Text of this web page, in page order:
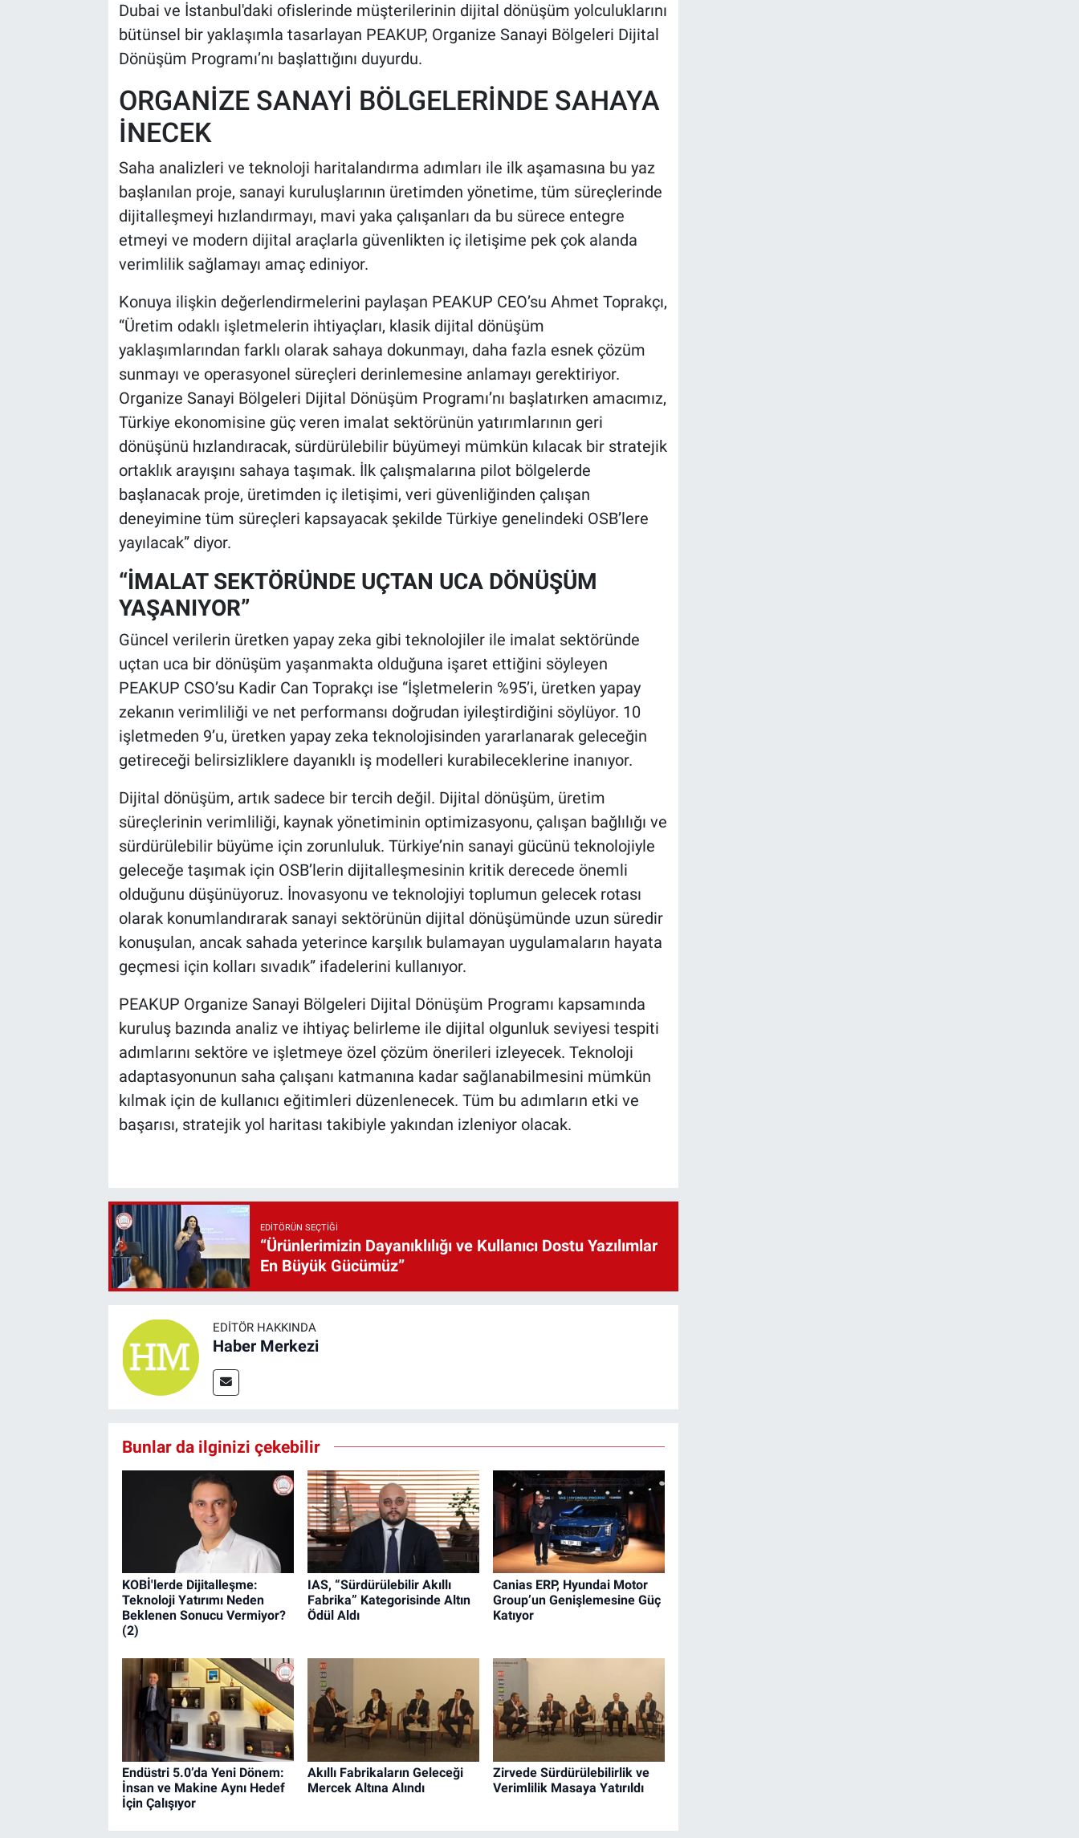
Dubai ve İstanbul'daki ofislerinde müşterilerinin dijital dönüşüm yolculuklarını
bütünsel bir yaklaşımla tasarlayan PEAKUP, Organize Sanayi Bölgeleri Dijital
Dönüşüm Programı’nı başlattığını duyurdu.
ORGANİZE SANAYİ BÖLGELERİNDE SAHAYA
İNECEK
Saha analizleri ve teknoloji haritalandırma adımları ile ilk aşamasına bu yaz
başlanılan proje, sanayi kuruluşlarının üretimden yönetime, tüm süreçlerinde
dijitalleşmeyi hızlandırmayı, mavi yaka çalışanları da bu sürece entegre
etmeyi ve modern dijital araçlarla güvenlikten iç iletişime pek çok alanda
verimlilik sağlamayı amaç ediniyor.
Konuya ilişkin değerlendirmelerini paylaşan PEAKUP CEO’su Ahmet Toprakçı,
“Üretim odaklı işletmelerin ihtiyaçları, klasik dijital dönüşüm
yaklaşımlarından farklı olarak sahaya dokunmayı, daha fazla esnek çözüm
sunmayı ve operasyonel süreçleri derinlemesine anlamayı gerektiriyor.
Organize Sanayi Bölgeleri Dijital Dönüşüm Programı’nı başlatırken amacımız,
Türkiye ekonomisine güç veren imalat sektörünün yatırımlarının geri
dönüşünü hızlandıracak, sürdürülebilir büyümeyi mümkün kılacak bir stratejik
ortaklık arayışını sahaya taşımak. İlk çalışmalarına pilot bölgelerde
başlanacak proje, üretimden iç iletişimi, veri güvenliğinden çalışan
deneyimine tüm süreçleri kapsayacak şekilde Türkiye genelindeki OSB’lere
yayılacak” diyor.
“İMALAT SEKTÖRÜNDE UÇTAN UCA DÖNÜŞÜM
YAŞANIYOR”
Güncel verilerin üretken yapay zeka gibi teknolojiler ile imalat sektöründe
uçtan uca bir dönüşüm yaşanmakta olduğuna işaret ettiğini söyleyen
PEAKUP CSO’su Kadir Can Toprakçı ise “İşletmelerin %95’i, üretken yapay
zekanın verimliliği ve net performansı doğrudan iyileştirdiğini söylüyor. 10
işletmeden 9’u, üretken yapay zeka teknolojisinden yararlanarak geleceğin
getireceği belirsizliklere dayanıklı iş modelleri kurabileceklerine inanıyor.
Dijital dönüşüm, artık sadece bir tercih değil. Dijital dönüşüm, üretim
süreçlerinin verimliliği, kaynak yönetiminin optimizasyonu, çalışan bağlılığı ve
sürdürülebilir büyüme için zorunluluk. Türkiye’nin sanayi gücünü teknolojiyle
geleceğe taşımak için OSB’lerin dijitalleşmesinin kritik derecede önemli
olduğunu düşünüyoruz. İnovasyonu ve teknolojiyi toplumun gelecek rotası
olarak konumlandırarak sanayi sektörünün dijital dönüşümünde uzun süredir
konuşulan, ancak sahada yeterince karşılık bulamayan uygulamaların hayata
geçmesi için kolları sıvadık” ifadelerini kullanıyor.
PEAKUP Organize Sanayi Bölgeleri Dijital Dönüşüm Programı kapsamında
kuruluş bazında analiz ve ihtiyaç belirleme ile dijital olgunluk seviyesi tespiti
adımlarını sektöre ve işletmeye özel çözüm önerileri izleyecek. Teknoloji
adaptasyonunun saha çalışanı katmanına kadar sağlanabilmesini mümkün
kılmak için de kullanıcı eğitimleri düzenlenecek. Tüm bu adımların etki ve
başarısı, stratejik yol haritası takibiyle yakından izleniyor olacak.
EDITÖRÜN SEÇTIĞI
“Ürünlerimizin Dayanıklılığı ve Kullanıcı Dostu Yazılımlar
En Büyük Gücümüz”
EDITÖR HAKKINDA
Haber Merkezi
Bunlar da ilginizi çekebilir
KOBİ'lerde Dijitalleşme:
Teknoloji Yatırımı Neden
Beklenen Sonucu Vermiyor?
(2)
IAS, “Sürdürülebilir Akıllı
Fabrika” Kategorisinde Altın
Ödül Aldı
Canias ERP, Hyundai Motor
Group’un Genişlemesine Güç
Katıyor
Endüstri 5.0’da Yeni Dönem:
İnsan ve Makine Aynı Hedef
İçin Çalışıyor
Akıllı Fabrikaların Geleceği
Mercek Altına Alındı
Zirvede Sürdürülebilirlik ve
Verimlilik Masaya Yatırıldı